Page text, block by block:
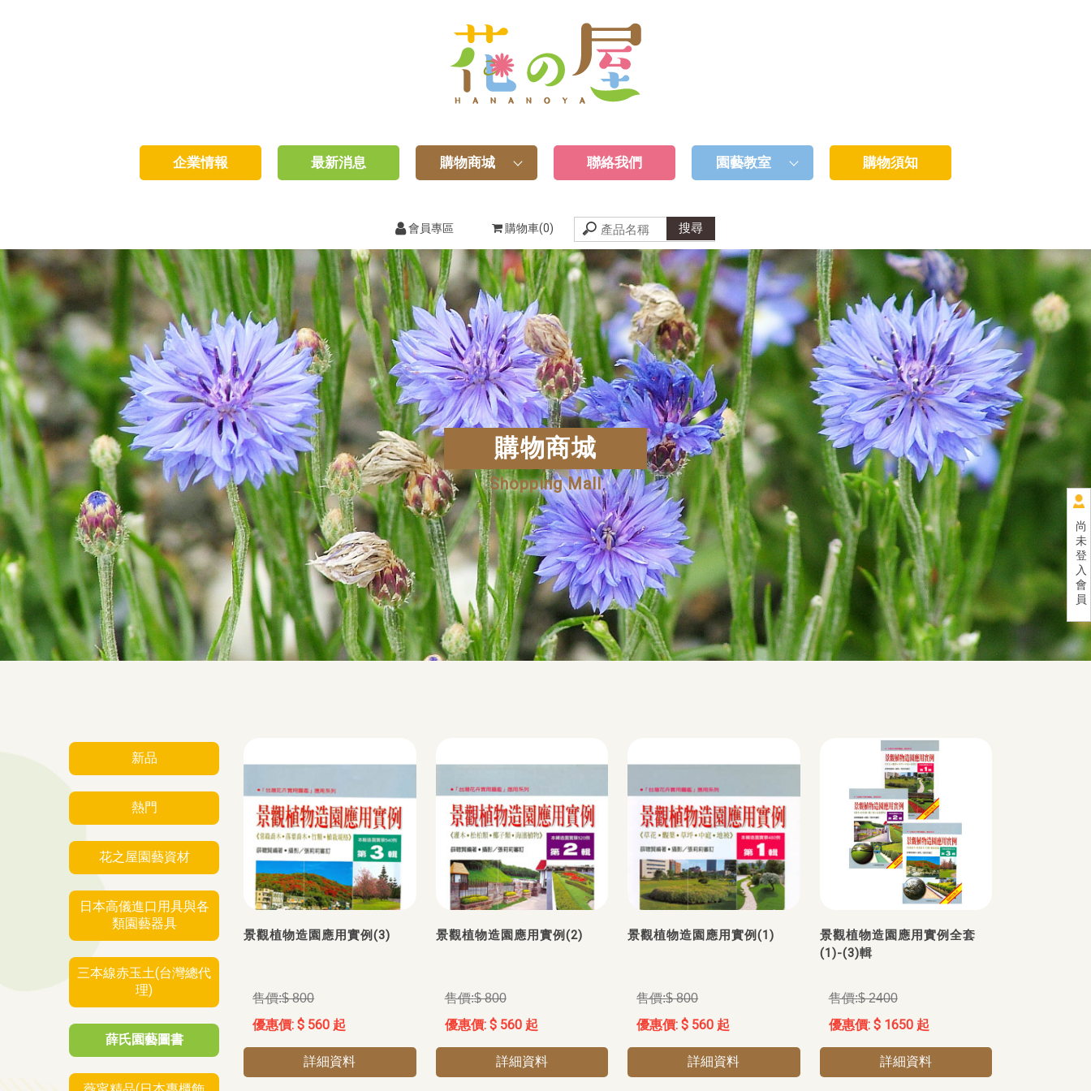
尚
未
登
入
會
員
企業情報 最新消息 購物商城 聯絡我們 園藝教室 購物須知
會員專區 購物車(0)
購物商城
Shopping Mall
新品
熱門
花之屋園藝資材
日本高儀進口用具與各
類園藝器具
三本線赤玉土(台灣總代
理)
薛氏園藝圖書
景觀植物造園應用實例(3)
$ 800
$ 560 起
詳細資料
景觀植物造園應用實例(2)
$ 800
$ 560 起
詳細資料
景觀植物造園應用實例(1)
$ 800
$ 560 起
詳細資料
景觀植物造園應用實例全套
(1)-(3)輯
$ 2400
$ 1650 起
詳細資料